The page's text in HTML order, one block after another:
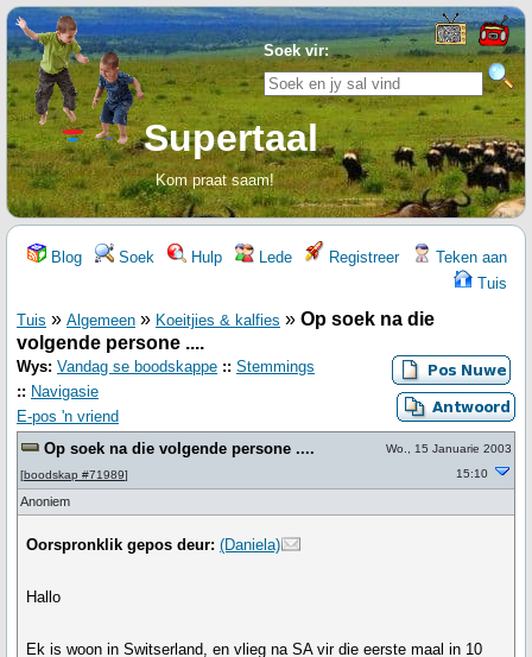
Soek vir:
Supertaal
Kom praat saam!
Blog Soek Hulp Lede Registreer
Teken aan
Tuis
Tuis » Algemeen » Koeitjies & kalfies » Op soek na die
volgende persone ....
Wys: Vandag se boodskappe :: Stemmings
:: Navigasie
E-pos 'n vriend
Op soek na die volgende persone ....
[boodskap #71989]
Wo., 15 Januarie 2003
15:10
Anoniem
Oorspronklik gepos deur: (Daniela)
Hallo
Ek is woon in Switserland, en vlieg na SA vir die eerste maal in 10